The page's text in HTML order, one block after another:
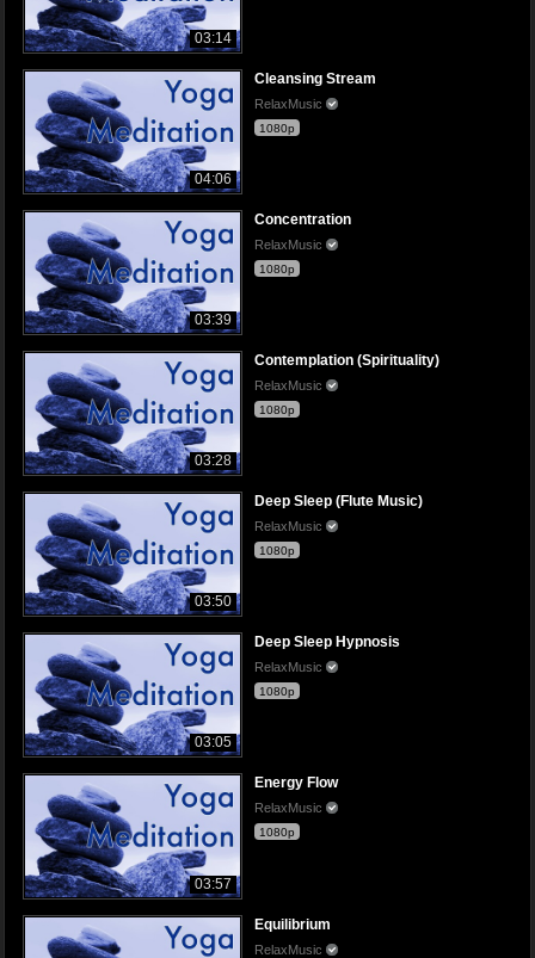
03:14
04:06
Cleansing Stream
RelaxMusic
1080p
03:39
Concentration
RelaxMusic
1080p
03:28
Contemplation (Spirituality)
RelaxMusic
1080p
03:50
Deep Sleep (Flute Music)
RelaxMusic
1080p
03:05
Deep Sleep Hypnosis
RelaxMusic
1080p
03:57
Energy Flow
RelaxMusic
1080p
Equilibrium
RelaxMusic